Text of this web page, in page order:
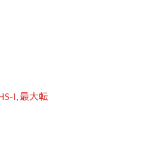
I, 最大転